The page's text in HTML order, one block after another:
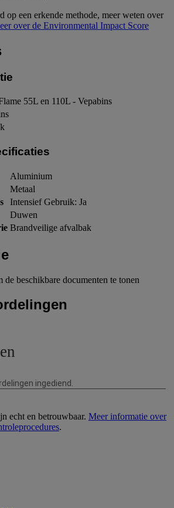
op een erkende methode, meer weten over
over de Environmental Impact Score
55L en 110L - Vepabins
Aluminium
Metaal
Intensief Gebruik: Ja
Duwen
Brandveilige afvalbak
de beschikbare documenten te tonen
echt en betrouwbaar. Meer informatie over
.